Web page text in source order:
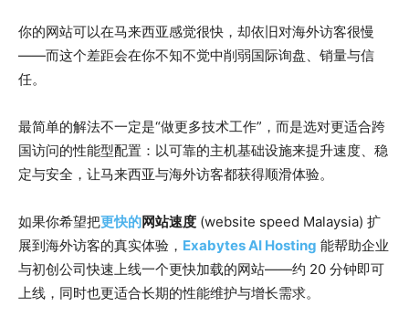
你的网站可以在马来西亚感觉很快，却依旧对海外访客很慢
——而这个差距会在你不知不觉中削弱国际询盘、销量与信
任。
最简单的解法不一定是“做更多技术工作”，而是选对更适合跨
国访问的性能型配置：以可靠的主机基础设施来提升速度、稳
定与安全，让马来西亚与海外访客都获得顺滑体验。
如果你希望把更快的网站速度 (website speed Malaysia) 扩
展到海外访客的真实体验， Exabytes AI Hosting 能帮助企业
与初创公司快速上线一个更快加载的网站——约 20 分钟即可
上线，同时也更适合长期的性能维护与增长需求。